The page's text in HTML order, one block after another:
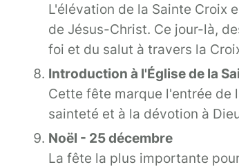
L'élévation de la Sainte Croix
de Jésus-Christ. Ce jour-là,
foi et du salut à travers la
Introduction à l'Église de la
Cette fête marque l'entrée de
sainteté et à la dévotion à
Noël - 25 décembre
La fête la plus importante